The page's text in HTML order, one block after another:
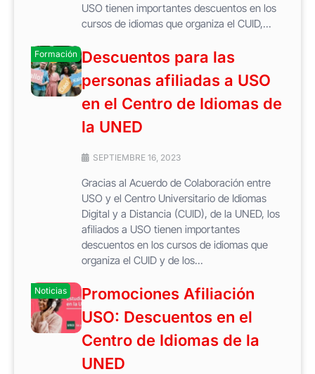
USO tienen importantes descuentos en los
cursos de idiomas que organiza el CUID,...
Formación Descuentos para las
personas afiliadas a USO
en el Centro de Idiomas de
la UNED
SEPTIEMBRE 16, 2023
Gracias al Acuerdo de Colaboración entre
USO y el Centro Universitario de Idiomas
Digital y a Distancia (CUID), de la UNED, los
afiliados a USO tienen importantes
descuentos en los cursos de idiomas que
organiza el CUID y de los...
Noticias
Promociones Afiliación
USO: Descuentos en el
Centro de Idiomas de la
UNED